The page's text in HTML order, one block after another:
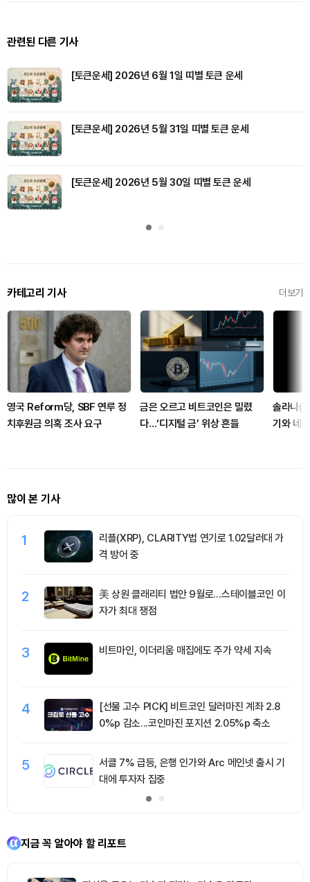
관련된 다른 기사
[토큰운세] 2026년 6월 1일 띠별 토큰 운세
[토큰운세] 2026년 5월 31일 띠별 토큰 운세
[토큰운세] 2026년 5월 30일 띠별 토큰 운세
카테고리 기사 더보기
영국 Reform당, SBF 연루 정
치후원금 의혹 조사 요구
금은 오르고 비트코인은 밀렸
다…‘디지털 금’ 위상 흔들
솔라나
기와 네
많이 본 기사
1
리플(XRP), CLARITY법 연기로 1.02달러대 가
격 방어 중
2
美 상원 클래리티 법안 9월로…스테이블코인 이
자가 최대 쟁점
3 비트마인, 이더리움 매집에도 주가 약세 지속
4
[선물 고수 PICK] 비트코인 달러마진 계좌 2.8
0%p 감소...코인마진 포지션 2.05%p 축소
5
서클 7% 급등, 은행 인가와 Arc 메인넷 출시 기
대에 투자자 집중
지금 꼭 알아야 할 리포트